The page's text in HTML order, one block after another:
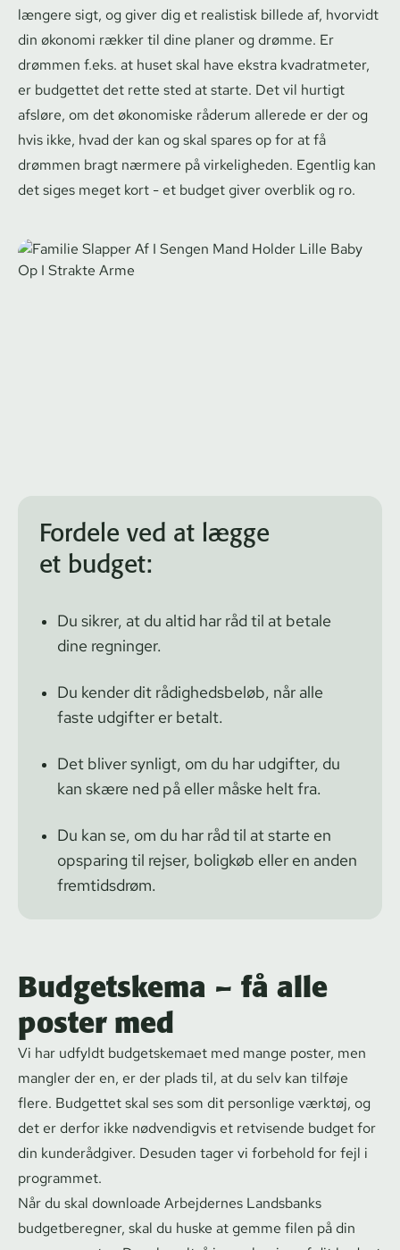
længere sigt, og giver dig et realistisk billede af, hvorvidt
din økonomi rækker til dine planer og drømme. Er
drømmen f.eks. at huset skal have ekstra kvadratmeter,
er budgettet det rette sted at starte. Det vil hurtigt
afsløre, om det økonomiske råderum allerede er der og
hvis ikke, hvad der kan og skal spares op for at få
drømmen bragt nærmere på virkeligheden. Egentlig kan
det siges meget kort - et budget giver overblik og ro.
Fordele ved at lægge
et budget:
Du sikrer, at du altid har råd til at betale
dine regninger.
Du kender dit rådighedsbeløb, når alle
faste udgifter er betalt.
Det bliver synligt, om du har udgifter, du
kan skære ned på eller måske helt fra.
Du kan se, om du har råd til at starte en
opsparing til rejser, boligkøb eller en anden
fremtidsdrøm.
Budgetskema – få alle
poster med
Vi har udfyldt budgetskemaet med mange poster, men
mangler der en, er der plads til, at du selv kan tilføje
flere. Budgettet skal ses som dit personlige værktøj, og
det er derfor ikke nødvendigvis et retvisende budget for
din kunderådgiver. Desuden tager vi forbehold for fejl i
programmet.
Når du skal downloade Arbejdernes Landsbanks
budgetberegner, skal du huske at gemme filen på din